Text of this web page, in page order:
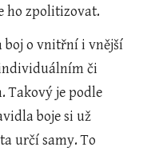
ho zpolitizovat.
boj o vnitřní i vnější
či
Takový je podle
boje si už
určí samy. To